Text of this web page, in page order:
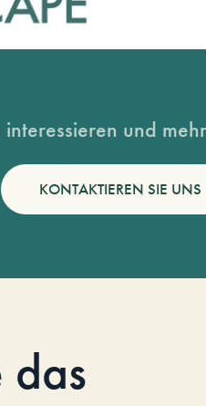
und
KONTAKTIEREN SIE UNS
das